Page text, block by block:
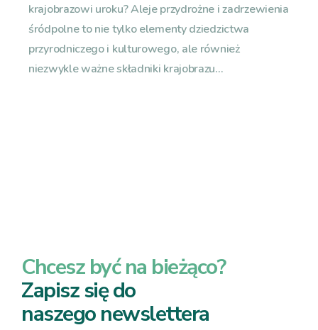
krajobrazowi uroku? Aleje przydrożne i zadrzewienia
śródpolne to nie tylko elementy dziedzictwa
przyrodniczego i kulturowego, ale również
niezwykle ważne składniki krajobrazu...
Chcesz być na bieżąco?
Zapisz się do
naszego newslettera